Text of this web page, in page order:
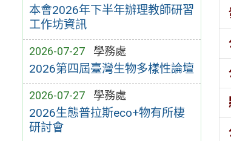
本會2026年下半年辦理教師研習
工作坊資訊
2026-07-27 學務處
2026第四屆臺灣生物多樣性論壇
2026-07-27 學務處
2026生態普拉斯eco+物有所棲
研討會